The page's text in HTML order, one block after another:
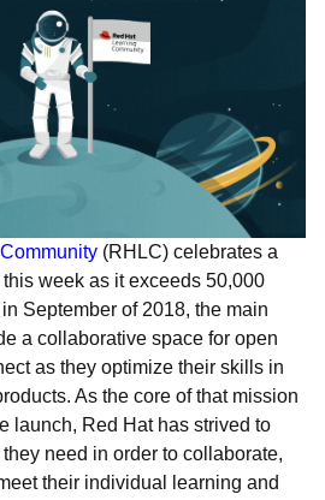
(RHLC) celebrates a
week as it exceeds 50,000
September of 2018, the main
a collaborative space for open
as they optimize their skills in
As the core of that mission
launch, Red Hat has strived to
need in order to collaborate,
their individual learning and